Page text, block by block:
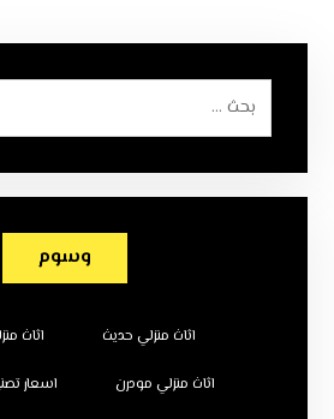
وسوم
اثاث منزلي حديث اثاث
اثاث منزلي مودرن اسعار